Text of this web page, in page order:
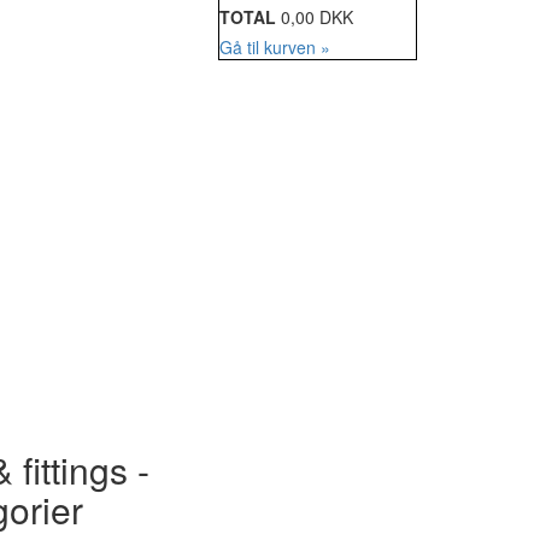
fittings -
TOTAL 0,00 DKK
Gå til kurven »